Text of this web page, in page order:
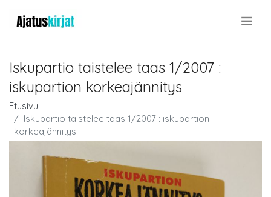
Iskupartio taistelee taas 1/2007 :
iskupartion korkeajännitys
Etusivu
Iskupartio taistelee taas 1/2007 : iskupartion
korkeajännitys